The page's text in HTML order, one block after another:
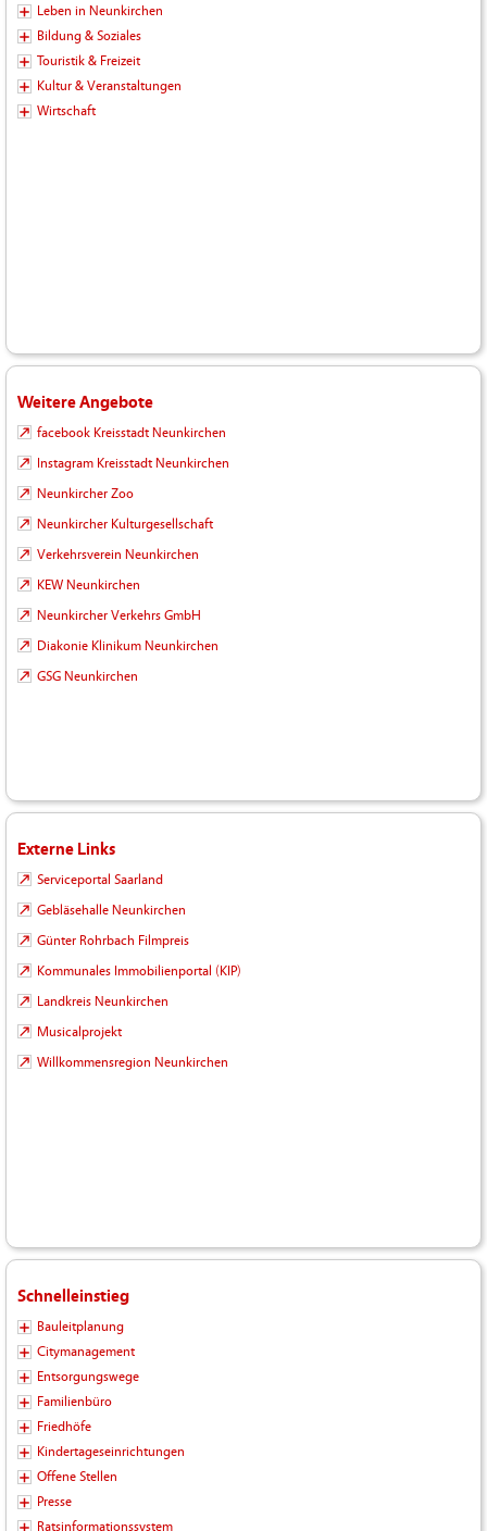
Leben in Neunkirchen
Bildung & Soziales
Touristik & Freizeit
Kultur & Veranstaltungen
Wirtschaft
Weitere Angebote
facebook Kreisstadt Neunkirchen
Instagram Kreisstadt Neunkirchen
Neunkircher Zoo
Neunkircher Kulturgesellschaft
Verkehrsverein Neunkirchen
KEW Neunkirchen
Neunkircher Verkehrs GmbH
Diakonie Klinikum Neunkirchen
GSG Neunkirchen
Externe Links
Serviceportal Saarland
Gebläsehalle Neunkirchen
Günter Rohrbach Filmpreis
Kommunales Immobilienportal (KIP)
Landkreis Neunkirchen
Musicalprojekt
Willkommensregion Neunkirchen
Schnelleinstieg
Bauleitplanung
Citymanagement
Entsorgungswege
Familienbüro
Friedhöfe
Kindertageseinrichtungen
Offene Stellen
Presse
Ratsinformationssystem